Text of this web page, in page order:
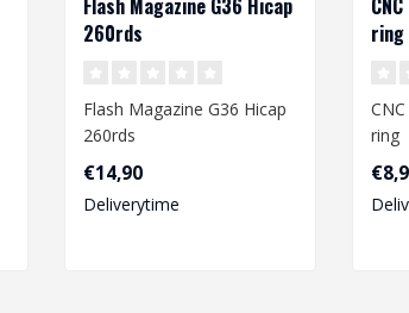
260rds
Flash Magazine G36 Hicap
260rds
€14,90
Deliverytime
ring
ring